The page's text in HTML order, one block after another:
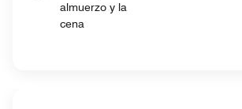
almuerzo y la
cena